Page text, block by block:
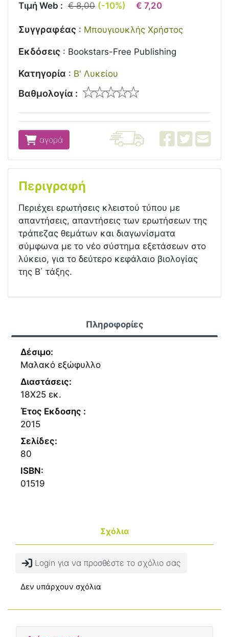
Τιμή Web : € 8,00 (-10%) € 7,20
Συγγραφέας : Μπουγιουκλής Χρήστος
Εκδόσεις : Bookstars-Free Publishing
Κατηγορία : Β' Λυκείου
Βαθμολογία :
αγορά
Περιγραφή
Περιέχει ερωτήσεις κλειστού τύπου με
απαντήσεις, απαντήσεις των ερωτήσεων της
τράπεζας θεμάτων και διαγωνίσματα
σύμφωνα με το νέο σύστημα εξετάσεων στο
λύκειο, για το δεύτερο κεφάλαιο βιολογίας
της Β΄ τάξης.
Πληροφορίες
Δέσιμο:
Μαλακό εξώφυλλο
Διαστάσεις:
18Χ25 εκ.
Έτος Εκδοσης :
2015
Σελίδες:
80
ISBN:
01519
Σχόλια
Login για να προσθέστε το σχόλιο σας
Δεν υπάρχουν σχόλια